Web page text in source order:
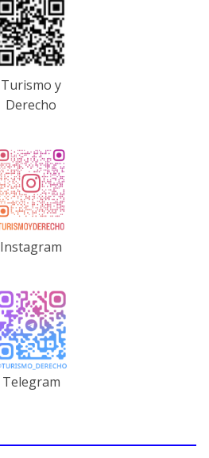
Turismo y
Derecho
Instagram
Telegram